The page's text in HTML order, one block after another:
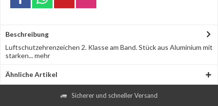
Beschreibung
Luftschutzehrenzeichen 2. Klasse am Band. Stück aus Aluminium mit
starken...mehr
Ähnliche Artikel
Sicherer und schneller Versand